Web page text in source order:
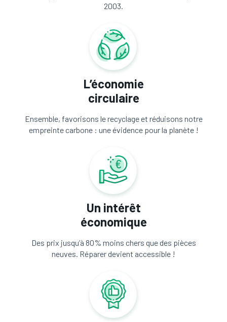
2003.
L’économie
circulaire
Ensemble, favorisons le recyclage et réduisons notre
empreinte carbone : une évidence pour la planète !
Un intérêt
économique
Des prix jusqu’à 80% moins chers que des pièces
neuves. Réparer devient accessible !